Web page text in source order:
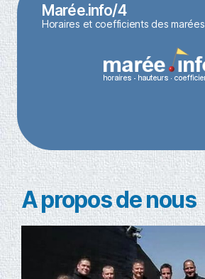
Marée.info/4
Horaires et coefficients des marées
Accès au marégraphe
A propos de nous